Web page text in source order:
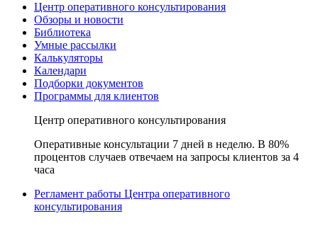
Центр оперативного консультирования
Обзоры и новости
Библиотека
Умные рассылки
Калькуляторы
Календари
Подборки документов
Программы для клиентов
Центр оперативного консультирования
Оперативные консультации 7 дней в неделю. В 80%
процентов случаев отвечаем на запросы клиентов за 4
часа
Регламент работы Центра оперативного
консультирования